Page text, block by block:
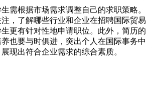
需根据市场需求调整自己的求职策略。
，了解哪些行业和企业在招聘国际贸易
更有针对性地申请职位。此外，简历的
也要与时俱进，突出个人在国际事务中
现出符合企业需求的综合素质。